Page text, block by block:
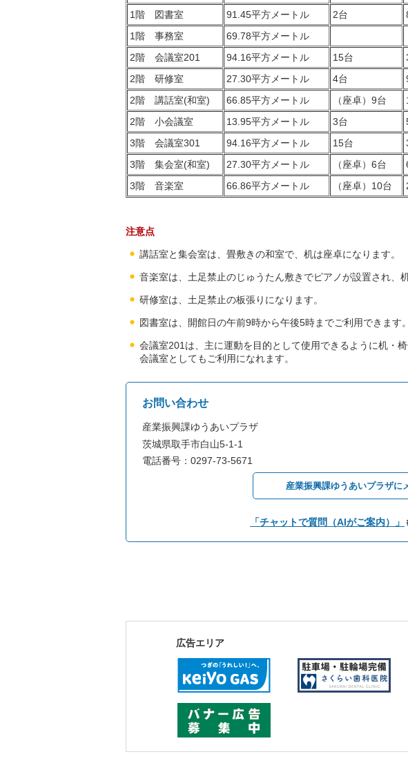
1階 図書室
91.45平方メートル 2台
1階 事務室
69.78平方メートル
2階 会議室201
94.16平方メートル 15台
2階 研修室
27.30平方メートル 4台
2階 講話室(和室)
66.85平方メートル （座卓）9台
2階 小会議室
13.95平方メートル 3台
3階 会議室301
94.16平方メートル 15台
3階 集会室(和室)
27.30平方メートル （座卓）6台
3階 音楽室
66.86平方メートル （座卓）10台
注意点
講話室と集会室は、畳敷きの和室で、机は座卓になります。
音楽室は、土足禁止のじゅうたん敷きでピアノが設置され、
研修室は、土足禁止の板張りになります。
図書室は、開館日の午前9時から午後5時までご利用できます。
会議室201は、主に運動を目的として使用できるように机・
会議室としてもご利用になれます。
お問い合わせ
産業振興課ゆうあいプラザ
茨城県取手市白山5-1-1
電話番号：0297-73-5671
産業振興課ゆうあいプラザに
「チャットで質問（AIがご案内）」
広告エリア